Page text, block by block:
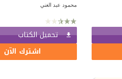
محمود عبد الغني
تحميل الكتاب
اشترك الآن